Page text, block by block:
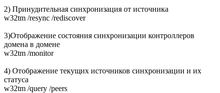
2) Принудительная синхронизация от источника
w32tm /resync /rediscover
3)Отображение состояния синхронизации контроллеров
домена в домене
w32tm /monitor
4) Отображение текущих источников синхронизации и их
статуса
w32tm /query /peers